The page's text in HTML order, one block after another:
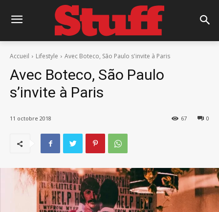
Accueil Lifestyle Avec Boteco, São Paulo s'invite à Paris
Avec Boteco, São Paulo
s’invite à Paris
11 octobre 2018 0
67